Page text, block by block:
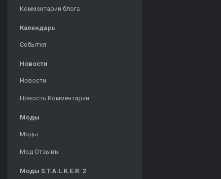
Комментарии блога
Календарь
События
Новости
Новости
Новость Комментарии
Моды
Моды
Мод Отзывы
Моды S.T.A.L.K.E.R. 2